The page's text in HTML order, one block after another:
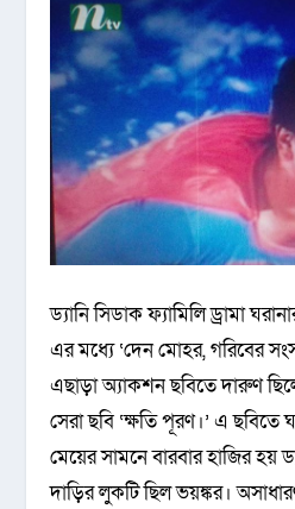
ড্যানি সিডাক ফ্যামিলি ড্রামা
এর মধ্যে ‘দেন মোহর, গরিবের
এছাড়া অ্যাকশন ছবিতে দারুণ
সেরা ছবি ‘ক্ষতি পূরণ।’ এ
মেয়ের সামনে বারবার হাজির হয়
দাড়ির লুকটি ছিল ভয়ঙ্কর।